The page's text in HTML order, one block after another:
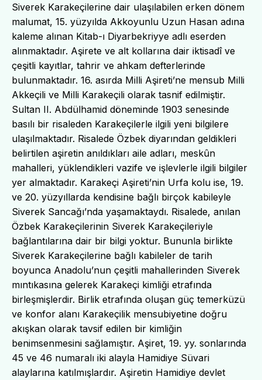
Siverek Karakeçilerine dair ulaşılabilen erken dönem
malumat, 15. yüzyılda Akkoyunlu Uzun Hasan adına
kaleme alınan Kitab-ı Diyarbekriyye adlı eserden
alınmaktadır. Aşirete ve alt kollarına dair iktisadî ve
çeşitli kayıtlar, tahrir ve ahkam defterlerinde
bulunmaktadır. 16. asırda Milli Aşireti’ne mensub Milli
Akkeçili ve Milli Karakeçili olarak tasnif edilmiştir.
Sultan II. Abdülhamid döneminde 1903 senesinde
basılı bir risaleden Karakeçilerle ilgili yeni bilgilere
ulaşılmaktadır. Risalede Özbek diyarından geldikleri
belirtilen aşiretin anıldıkları aile adları, meskûn
mahalleri, yüklendikleri vazife ve işlevlerle ilgili bilgiler
yer almaktadır. Karakeçi Aşireti’nin Urfa kolu ise, 19.
ve 20. yüzyıllarda kendisine bağlı birçok kabileyle
Siverek Sancağı’nda yaşamaktaydı. Risalede, anılan
Özbek Karakeçilerinin Siverek Karakeçileriyle
bağlantılarına dair bir bilgi yoktur. Bununla birlikte
Siverek Karakeçilerine bağlı kabileler de tarih
boyunca Anadolu’nun çeşitli mahallerinden Siverek
mıntıkasına gelerek Karakeçi kimliği etrafında
birleşmişlerdir. Birlik etrafında oluşan güç temerküzü
ve konfor alanı Karakeçilik mensubiyetine doğru
akışkan olarak tavsif edilen bir kimliğin
benimsenmesini sağlamıştır. Aşiret, 19. yy. sonlarında
45 ve 46 numaralı iki alayla Hamidiye Süvari
alaylarına katılmışlardır. Aşiretin Hamidiye devlet